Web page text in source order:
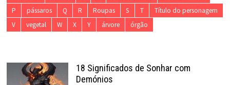
P
pássaros Q R Roupas S T
Título do personagem
V
vegetal W X Y árvore órgão
18 Significados de Sonhar com
Demónios